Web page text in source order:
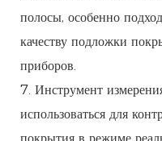
полосы, особенно
качеству подложки
приборов.
7. Инструмент
использоваться для